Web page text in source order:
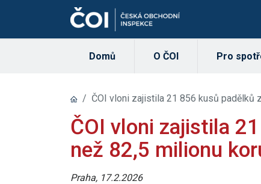
Domů O ČOI Pro
ČOI vloni zajistila 21 856 kusů padělků
ČOI vloni zajistila
než 82,5 milionu
Praha, 17.2.2026